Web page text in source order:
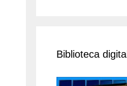
Biblioteca digital